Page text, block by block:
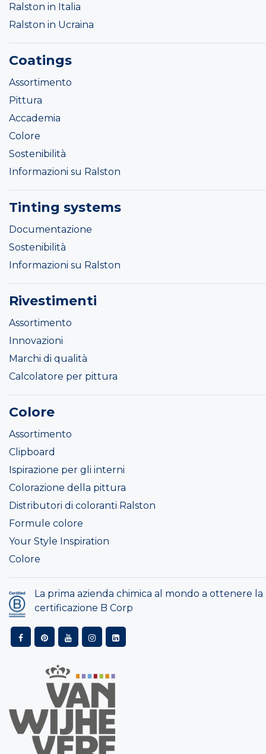
Ralston in Italia
Ralston in Ucraina
Coatings
Assortimento
Pittura
Accademia
Colore
Sostenibilità
Informazioni su Ralston
Tinting systems
Documentazione
Sostenibilità
Informazioni su Ralston
Rivestimenti
Assortimento
Innovazioni
Marchi di qualità
Calcolatore per pittura
Colore
Assortimento
Clipboard
Ispirazione per gli interni
Colorazione della pittura
Distributori di coloranti Ralston
Formule colore
Your Style Inspiration
Colore
La prima azienda chimica al mondo a ottenere la
certificazione B Corp